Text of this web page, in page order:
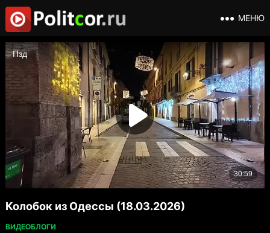
МЕНЮ
Колобок из Одессы (18.03.2026)
ВИДЕОБЛОГИ